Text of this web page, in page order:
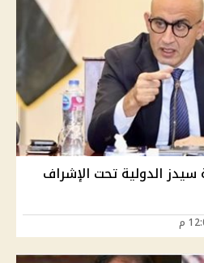
الدولية تحت الإشراف